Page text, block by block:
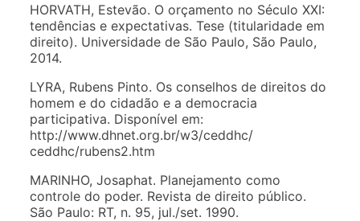
HORVATH, Estevão. O orçamento no Século XXI:
tendências e expectativas. Tese (titularidade em
direito). Universidade de São Paulo, São Paulo,
2014.
LYRA, Rubens Pinto. Os conselhos de direitos do
homem e do cidadão e a democracia
participativa. Disponível em:
http://www.dhnet.org.br/w3/ceddhc/
ceddhc/rubens2.htm
MARINHO, Josaphat. Planejamento como
controle do poder. Revista de direito público.
São Paulo: RT, n. 95, jul./set. 1990.